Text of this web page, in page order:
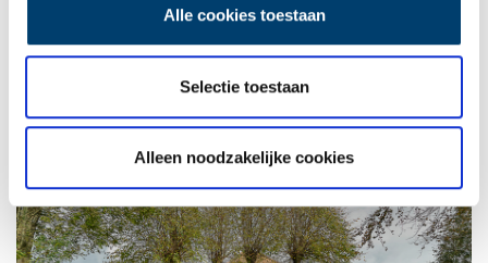
Alle cookies toestaan
Selectie toestaan
Alleen noodzakelijke cookies
voorerf met leibomen in het gelid in het grind langs de voorgevel
klompjes aan de beschoeiing is een geestige knipoog. Onder de
indruk van stolp, erf en haar bewoners vertrek ik door de